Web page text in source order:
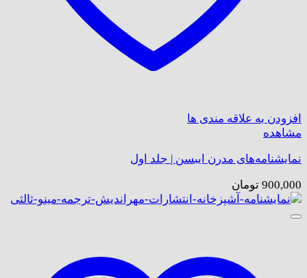
افزودن به علاقه مندی ها
مشاهده
نمایشنامه‌های مدرن ایبسن | جلد اول
900,000 تومان